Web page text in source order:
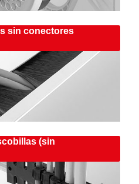
sin conectores
(sin